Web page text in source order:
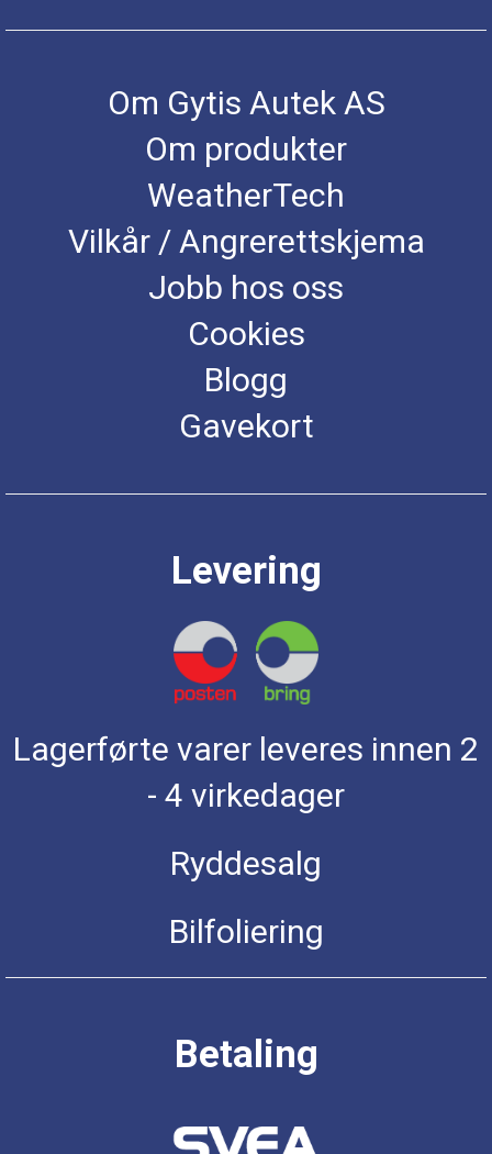
Om Gytis Autek AS
Om produkter
WeatherTech
Vilkår / Angrerettskjema
Jobb hos oss
Cookies
Blogg
Gavekort
Levering
Lagerførte varer leveres innen 2
- 4 virkedager
Ryddesalg
Bilfoliering
Betaling